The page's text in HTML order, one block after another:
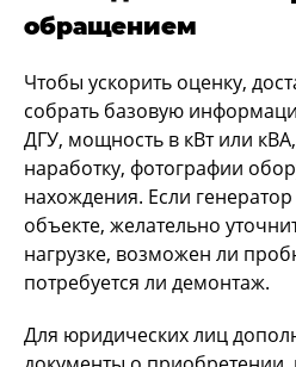
обращением
Чтобы ускорить оценку,
собрать базовую
ДГУ, мощность в кВт или
наработку, фотографии
нахождения. Если
объекте, желательно
нагрузке, возможен ли
потребуется ли демонтаж.
Для юридических лиц